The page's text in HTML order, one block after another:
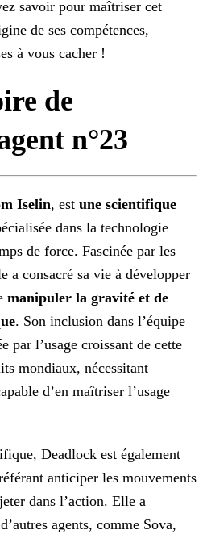
savoir pour maîtriser cet
de ses compétences,
à vous cacher !
de
n°23
Iselin, est une scientifique
dans la technologie
de force. Fascinée par les
a consacré sa vie à développer
manipuler la gravité et de
. Son inclusion dans l’équipe
l’usage croissant de cette
mondiaux, nécessitant
d’en maîtriser l’usage
Deadlock est également
anticiper les mouvements
dans l’action. Elle a
agents, comme Sova,